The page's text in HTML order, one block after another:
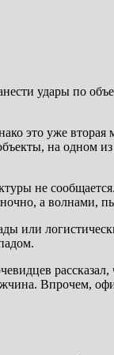
удары по
это уже вторая
на одном
не
а волнами,
или
рассказал,
Впрочем,